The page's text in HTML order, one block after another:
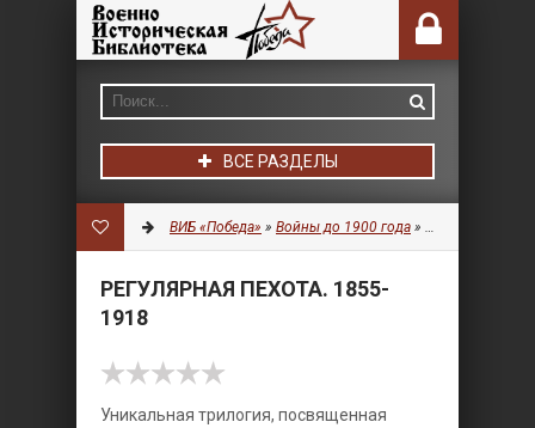
ВСЕ РАЗДЕЛЫ
ВИБ «Победа» » Войны до 1900 года » Военная
РЕГУЛЯРНАЯ ПЕХОТА. 1855-
1918
Уникальная трилогия, посвященная